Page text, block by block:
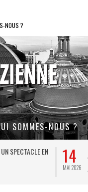
NOUS ?
SOMMES-NOUS ?
SPECTACLE EN
14
MAI 2026